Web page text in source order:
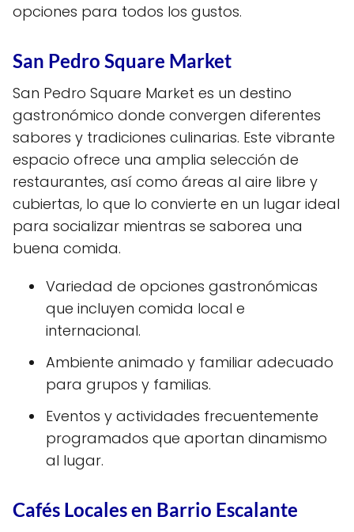
opciones para todos los gustos.
San Pedro Square Market
San Pedro Square Market es un destino
gastronómico donde convergen diferentes
sabores y tradiciones culinarias. Este vibrante
espacio ofrece una amplia selección de
restaurantes, así como áreas al aire libre y
cubiertas, lo que lo convierte en un lugar ideal
para socializar mientras se saborea una
buena comida.
Variedad de opciones gastronómicas
que incluyen comida local e
internacional.
Ambiente animado y familiar adecuado
para grupos y familias.
Eventos y actividades frecuentemente
programados que aportan dinamismo
al lugar.
Cafés Locales en Barrio Escalante